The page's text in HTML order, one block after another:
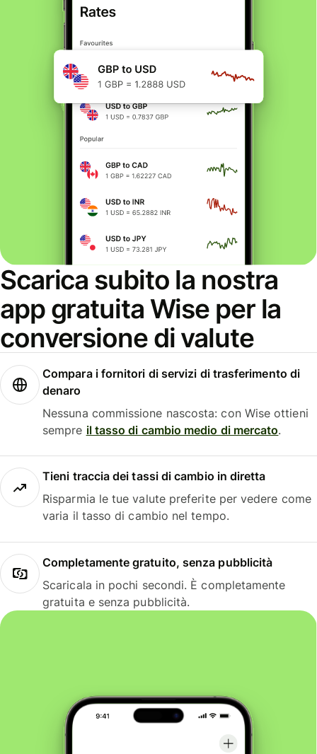
Scarica subito la nostra
app gratuita Wise per la
conversione di valute
Compara i fornitori di servizi di trasferimento di
denaro
Nessuna commissione nascosta: con Wise ottieni
sempre il tasso di cambio medio di mercato.
Tieni traccia dei tassi di cambio in diretta
Risparmia le tue valute preferite per vedere come
varia il tasso di cambio nel tempo.
Completamente gratuito, senza pubblicità
Scaricala in pochi secondi. È completamente
gratuita e senza pubblicità.